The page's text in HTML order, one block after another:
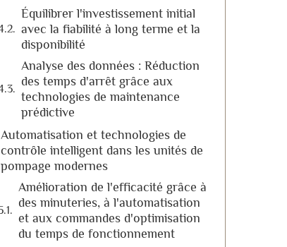
Équilibrer l'investissement initial
avec la fiabilité à long terme et la
disponibilité
Analyse des données : Réduction
des temps d'arrêt grâce aux
technologies de maintenance
prédictive
Automatisation et technologies de
contrôle intelligent dans les unités de
pompage modernes
Amélioration de l'efficacité grâce à
des minuteries, à l'automatisation
et aux commandes d'optimisation
du temps de fonctionnement